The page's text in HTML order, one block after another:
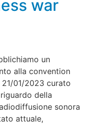
war
un
alla convention
01/2023 curato
della
sonora
attuale,